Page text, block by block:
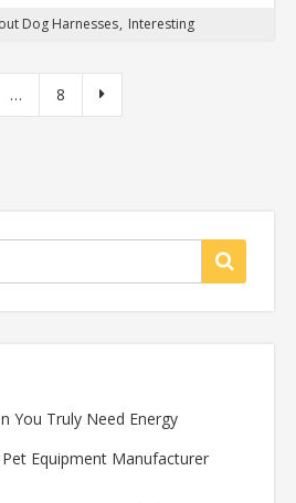
Dog Harnesses Interesting
… 8
You Truly Need Energy
Pet Equipment Manufacturer